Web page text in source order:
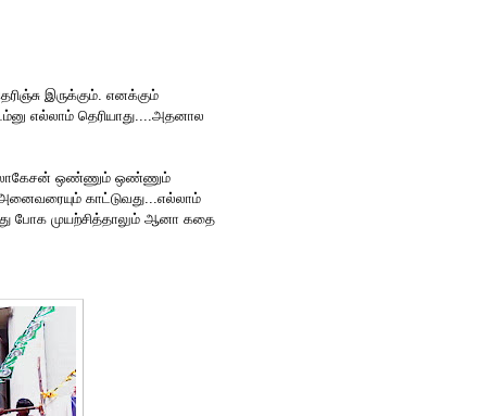
இருக்கும். எனக்கும்
எல்லாம் தெரியாது....அதனால
லோகேசன் ஒண்ணும் ஒண்ணும்
காட்டுவது...எல்லாம்
போக முயற்சித்தாலும் ஆனா கதை